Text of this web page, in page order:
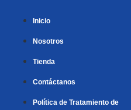
Inicio
Nosotros
Tienda
Contáctanos
Política de Tratamiento de